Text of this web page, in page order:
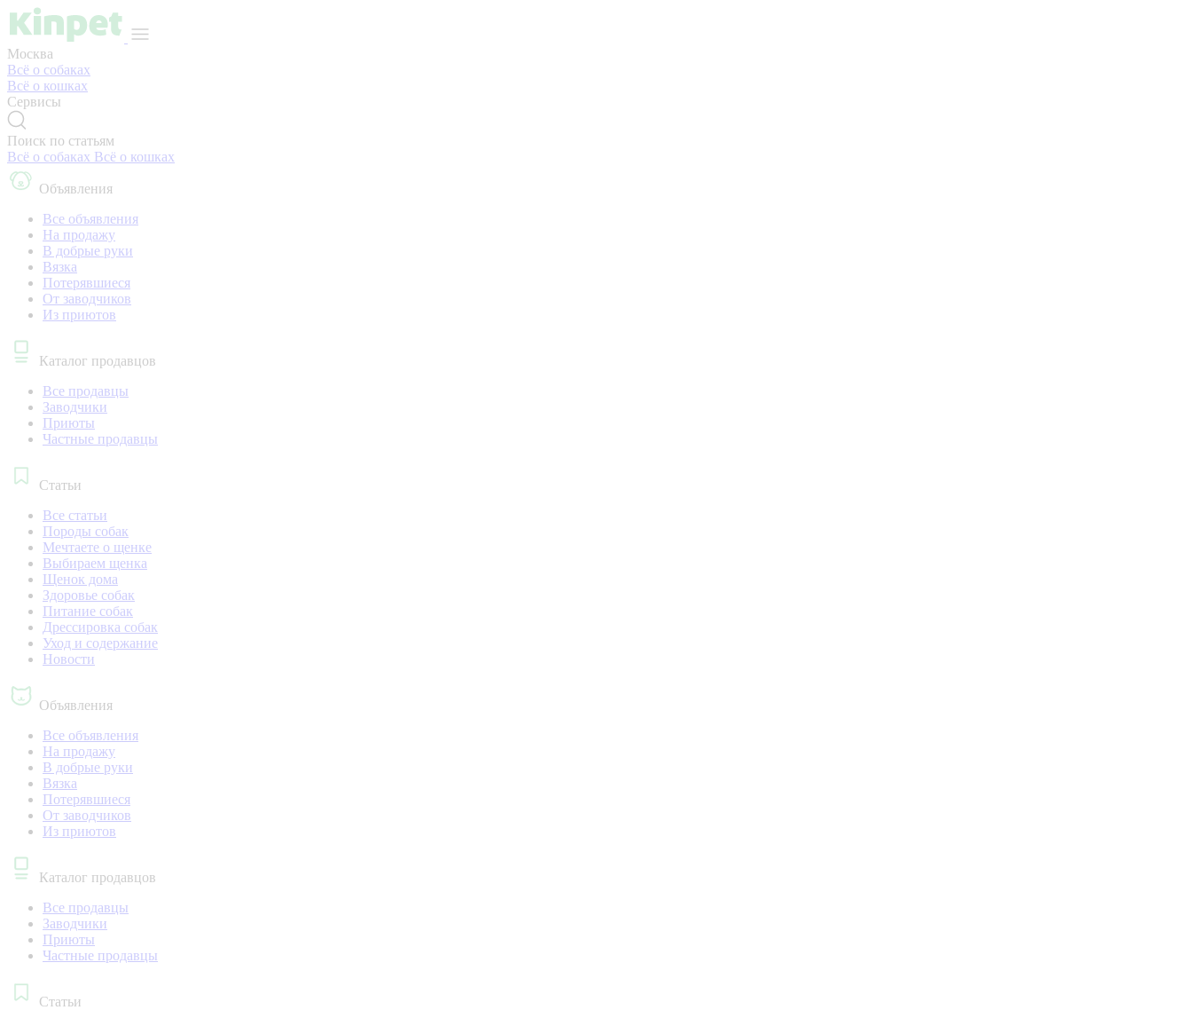
Москва
Всё о собаках
Всё о кошках
Сервисы
Поиск по статьям
Всё о собаках Всё о кошках
Объявления
Все объявления
На продажу
В добрые руки
Вязка
Потерявшиеся
От заводчиков
Из приютов
Каталог продавцов
Все продавцы
Заводчики
Приюты
Частные продавцы
Статьи
Все статьи
Породы собак
Мечтаете о щенке
Выбираем щенка
Щенок дома
Здоровье собак
Питание собак
Дрессировка собак
Уход и содержание
Новости
Объявления
Все объявления
На продажу
В добрые руки
Вязка
Потерявшиеся
От заводчиков
Из приютов
Каталог продавцов
Все продавцы
Заводчики
Приюты
Частные продавцы
Статьи